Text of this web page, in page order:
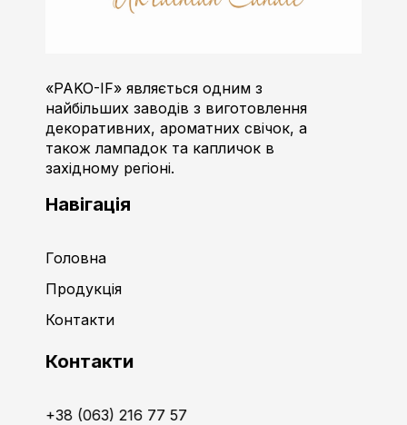
«PAKO-IF» являється одним з
найбільших заводів з виготовлення
декоративних, ароматних свічок, а
також лампадок та капличок в
західному регіоні.
Навігація
Головна
Продукція
Контакти
Контакти
+38 (063) 216 77 57